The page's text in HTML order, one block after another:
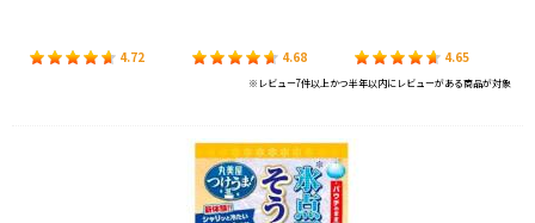
4.72 4.68 4.65
※レビュー7件以上かつ半年以内にレビューがある商品が対象